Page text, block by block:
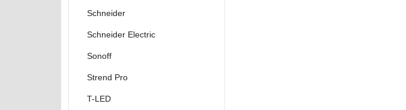
Schneider
Schneider Electric
Sonoff
Strend Pro
T-LED